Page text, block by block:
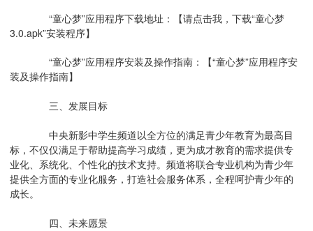
“童心梦”应用程序下载地址：
【请点击我，下载“童心梦
3.0.apk”安装程序】
“童心梦”应用程序安装及操作指南：
【“童心梦”应用程序安
装及操作指南】
三、发展目标
中央新影中学生频道以全方位的满足青少年教育为最高目
标，不仅仅满足于帮助提高学习成绩，更为成才教育的需求提供专
业化、系统化、个性化的技术支持。频道将联合专业机构为青少年
提供全方面的专业化服务，打造社会服务体系，全程呵护青少年的
成长。
四、未来愿景